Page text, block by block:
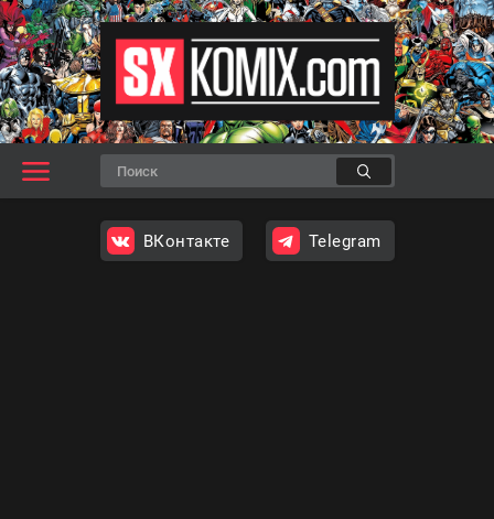
ВКонтакте Telegram